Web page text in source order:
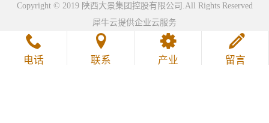
Copyright © 2019 陕西大景集团控股有限公司.All Rights Reserved
犀牛云提供企业云服务
电话 联系 产业 留言